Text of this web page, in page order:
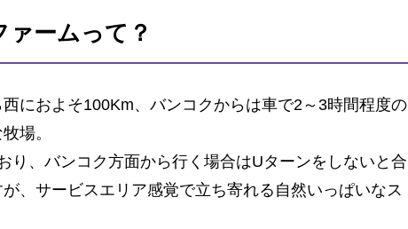
ームって？
におよそ100Km、バンコクからは車で2～3時間程度の
場。
り、バンコク方面から行く場合はUターンをしないと合
、サービスエリア感覚で立ち寄れる自然いっぱいなス